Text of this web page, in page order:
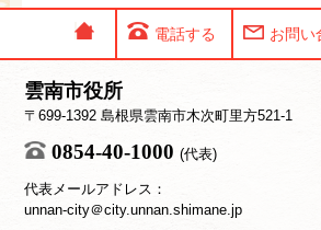
電話する お問い
雲南市役所
〒699-1392 島根県雲南市木次町里方521-1
0854-40-1000 (代表)
代表メールアドレス：
unnan-city＠city.unnan.shimane.jp